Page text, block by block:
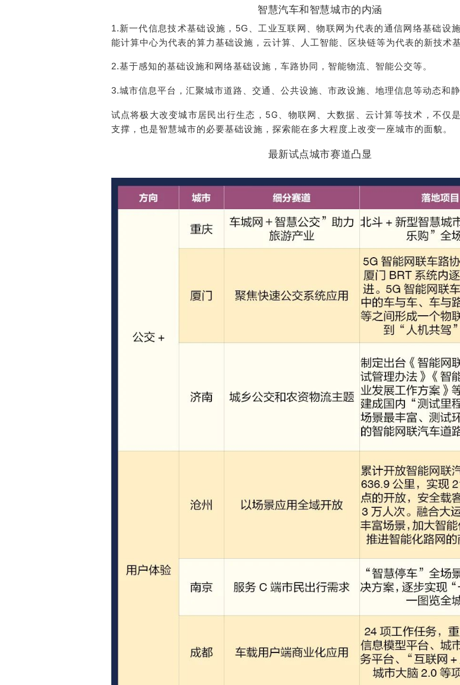
智慧汽车和智慧城市的内涵
1.新一代信息技术基础设施，5G、工业互联网、物联网为代表的通信网络基础设
能计算中心为代表的算力基础设施，云计算、人工智能、区块链等为代表的新技术基
2.基于感知的基础设施和网络基础设施，车路协同，智能物流、智能公交等。
3.城市信息平台，汇聚城市道路、交通、公共设施、市政设施、地理信息等动态和静
试点将极大改变城市居民出行生态，5G、物联网、大数据、云计算等技术，不仅
支撑，也是智慧城市的必要基础设施，探索能在多大程度上改变一座城市的面貌。
最新试点城市赛道凸显